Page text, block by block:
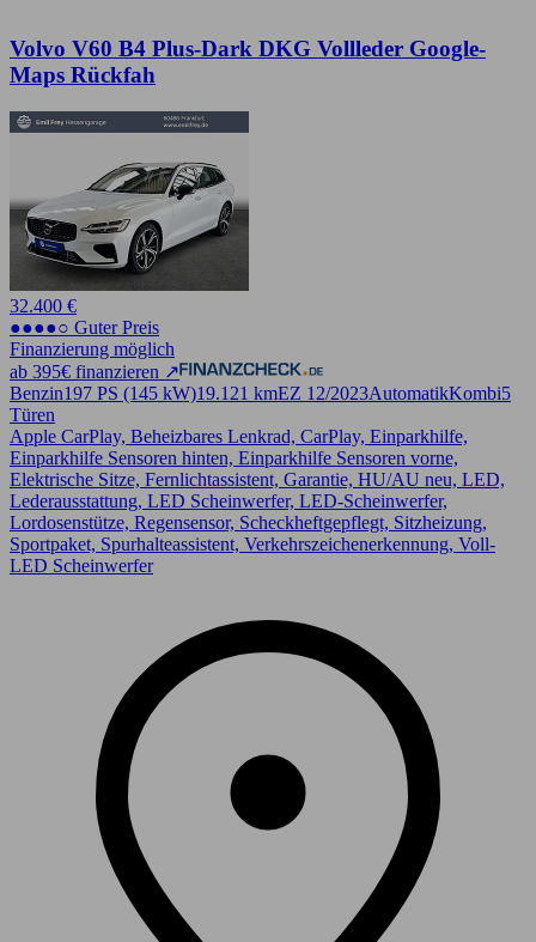
Volvo V60 B4 Plus-Dark DKG Vollleder Google-
Maps Rückfah
32.400 €
●●●●○ Guter Preis
Finanzierung möglich
ab 395€ finanzieren ↗
Benzin197 PS (145 kW)19.121 kmEZ 12/2023AutomatikKombi5
Türen
Apple CarPlay, Beheizbares Lenkrad, CarPlay, Einparkhilfe,
Einparkhilfe Sensoren hinten, Einparkhilfe Sensoren vorne,
Elektrische Sitze, Fernlichtassistent, Garantie, HU/AU neu, LED,
Lederausstattung, LED Scheinwerfer, LED-Scheinwerfer,
Lordosenstütze, Regensensor, Scheckheftgepflegt, Sitzheizung,
Sportpaket, Spurhalteassistent, Verkehrszeichenerkennung, Voll-
LED Scheinwerfer